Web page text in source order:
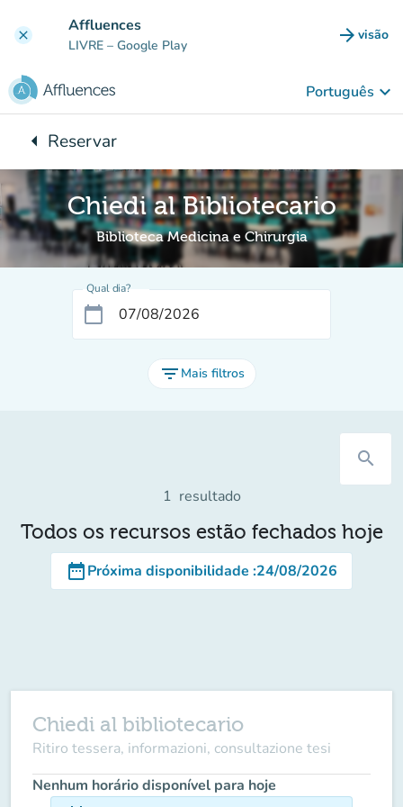
clear Affluences
LIVRE – Google Play arrow_forward visão
(novo
Português keyboard_arrow_down
arrow_leftVoltar para:
Reservar
Chiedi al Bibliotecario
Biblioteca Medicina e Chirurgia
Qual dia?
calendar_today
filter_list Mais filtros
search
1 resultado
Todos os recursos estão fechados hoje
date_rangePróxima disponibilidade :24/08/2026
Chiedi al bibliotecario
Ritiro tessera, informazioni, consultazione tesi
Nenhum horário disponível para hoje